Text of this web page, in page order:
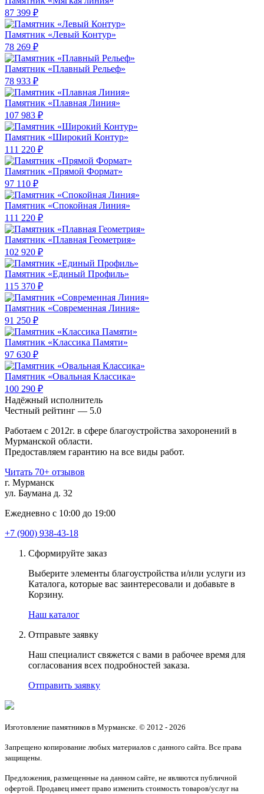
87 399 ₽
Памятник «Левый Контур»
78 269 ₽
Памятник «Плавный Рельеф»
78 933 ₽
Памятник «Плавная Линия»
107 983 ₽
Памятник «Широкий Контур»
111 220 ₽
Памятник «Прямой Формат»
97 110 ₽
Памятник «Спокойная Линия»
111 220 ₽
Памятник «Плавная Геометрия»
102 920 ₽
Памятник «Единый Профиль»
115 370 ₽
Памятник «Современная Линия»
91 250 ₽
Памятник «Классика Памяти»
97 630 ₽
Памятник «Овальная Классика»
100 290 ₽
Надёжный исполнитель
Чеcтный рейтинг — 5.0
Работаем с 2012г. в сфере благоустройства захоронений в
Мурманской области.
Предоставляем гарантию на все виды работ.
Читать 70+ отзывов
г. Мурманск
ул. Баумана д. 32
Ежедневно с 10:00 до 19:00
+7 (900) 938-43-18
Сформируйте заказ
Выберите элементы благоустройства и/или услуги из
Каталога, которые вас заинтересовали и добавьте в
Корзину.
Наш каталог
Отправьте заявку
Наш специалист свяжется с вами в рабочее время для
согласования всех подробностей заказа.
Отправить заявку
Изготовление памятников в Мурманске. © 2012 - 2026
Запрещено копирование любых материалов с данного сайта. Все права
защищены.
Предложения, размещенные на данном сайте, не являются публичной
офертой. Продавец имеет право изменить стоимость товаров/услуг на